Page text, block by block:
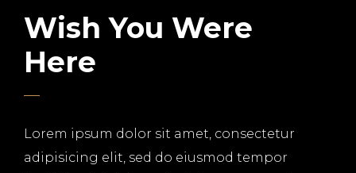
Wish You Were
Here
Lorem ipsum dolor sit amet, consectetur
adipisicing elit, sed do eiusmod tempor